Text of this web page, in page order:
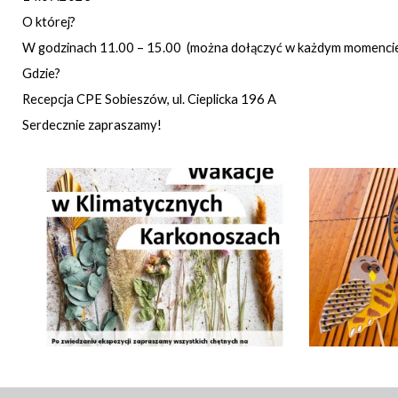
O której?
W godzinach 11.00 – 15.00 (można dołączyć w każdym
Gdzie?
Recepcja CPE Sobieszów, ul. Cieplicka 196 A
Serdecznie zapraszamy!